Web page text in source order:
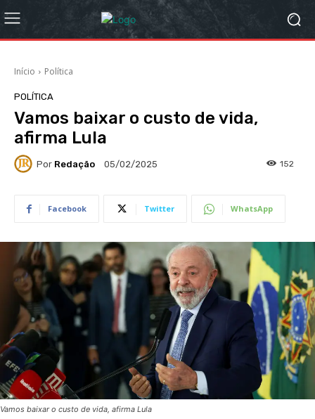
Início Política
POLÍTICA
Vamos baixar o custo de vida,
afirma Lula
Por Redação 05/02/2025 152
Facebook Twitter WhatsApp
Vamos baixar o custo de vida, afirma Lula